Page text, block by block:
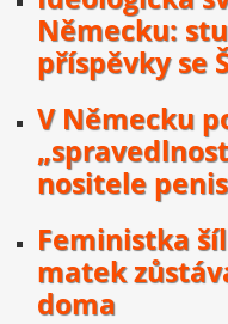
Německu:
příspěvky se
V Německu
nositele
Feministka
matek
doma